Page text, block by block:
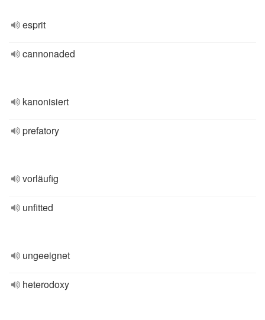
esprit
cannonaded
kanonisiert
prefatory
vorläufig
unfitted
ungeeignet
heterodoxy